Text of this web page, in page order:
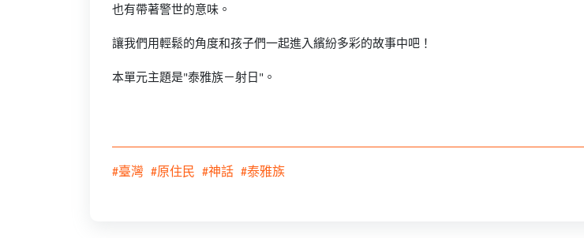
也有帶著警世的意味。
讓我們用輕鬆的角度和孩子們一起進入繽紛多彩的故事中吧！
本單元主題是"泰雅族－射日"。
#臺灣 #原住民 #神話 #泰雅族